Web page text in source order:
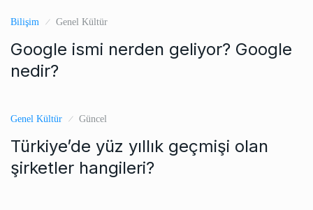
Bilişim Genel Kültür
Google ismi nerden geliyor? Google
nedir?
Genel Kültür Güncel
Türkiye’de yüz yıllık geçmişi olan
şirketler hangileri?